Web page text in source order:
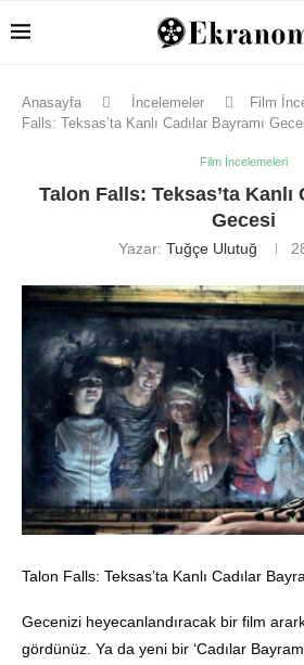
Anasayfa İncelemeler Film
Falls: Teksas’ta Kanlı Cadılar Bayramı
Film İncelemeleri
Talon Falls: Teksas’ta Kanlı
Gecesi
Yazar: Tuğçe Ulutuğ
Talon Falls: Teksas’ta Kanlı Cadılar
Gecenizi heyecanlandıracak bir film
gördünüz. Ya da yeni bir ‘Cadılar